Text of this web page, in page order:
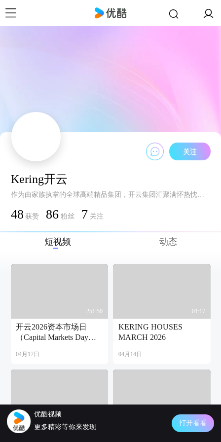
Kering开云
作为由家族执掌的全球高端精品集团，开云集团汇聚满怀热忱与精艺的人才，并荟萃一系列创意精品品牌，涵盖高级定制与成衣、皮具、珠宝、眼镜及美妆领域：古驰（Gucci）、圣罗兰（Saint Laurent） 、葆 蝶 家（Bottega Veneta）、巴黎世家（Balenciaga）、麦昆（McQueen）、布里奥尼（Brioni）、宝诗龙 （Boucheron）、宝曼兰朵（Pomellato）、都都 （Dodo）、Qeelin麒麟、Ginori 1735及开云眼镜。扎根于深厚的创意底蕴，开云旗下各品牌以匠艺臻品与独特体验，坚守集团对于卓越品质、可持续发展与文化传承的承诺。这一愿景凝练于我们的集团信条——创意传世。
48 获赞 86 粉丝 7 关注
短视频 动态
251:50
开云2026资本市场日
（Capital Markets Day）
04月17日
01:17
KERING HOUSES
MARCH 2026
04月14日
开云创意传世视频系
01:43
开云创意传世视频系
优酷视频
更多精彩等你来发现
打开看看